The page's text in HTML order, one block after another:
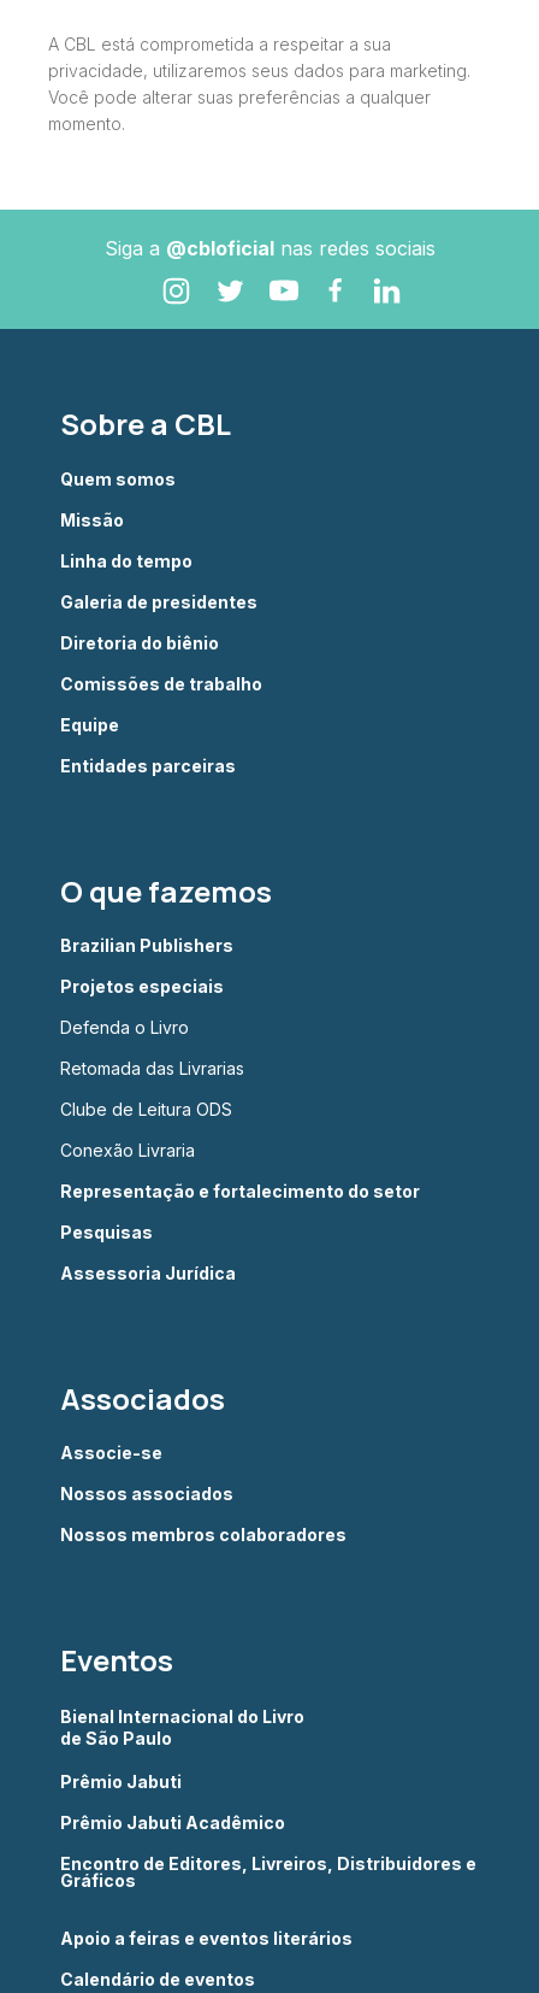
A CBL está comprometida a respeitar a sua
privacidade, utilizaremos seus dados para marketing.
Você pode alterar suas preferências a qualquer
momento.
Siga a @cbloficialnas redes sociais
Sobre a CBL
Quem somos
Missão
Linha do tempo
Galeria de presidentes
Diretoria do biênio
Comissões de trabalho
Equipe
Entidades parceiras
O que fazemos
Brazilian Publishers
Projetos especiais
Defenda o Livro
Retomada das Livrarias
Clube de Leitura ODS
Conexão Livraria
Representação e fortalecimento do setor
Pesquisas
Assessoria Jurídica
Associados
Associe-se
Nossos associados
Nossos membros colaboradores
Eventos
Bienal Internacional do Livro
de São Paulo
Prêmio Jabuti
Prêmio Jabuti Acadêmico
Encontro de Editores, Livreiros, Distribuidores e
Gráficos
Apoio a feiras e eventos literários
Calendário de eventos